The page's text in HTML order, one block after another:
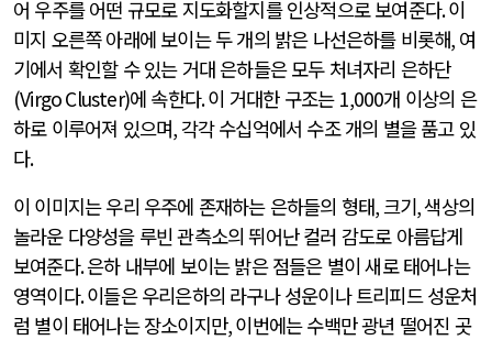
어 우주를 어떤 규모로 지도화할지를 인상적으로 보여준다.이
미지 오른쪽 아래에 보이는 두 개의 밝은 나선은하를 비롯해, 여
기에서 확인할 수 있는 거대 은하들은 모두 처녀자리 은하단
(Virgo Cluster)에 속한다.이 거대한 구조는 1,000개 이상의 은
하로 이루어져 있으며, 각각 수십억에서 수조 개의 별을 품고 있
다.
이 이미지는 우리 우주에 존재하는 은하들의 형태,크기,색상의
놀라운 다양성을 루빈 관측소의 뛰어난 컬러 감도로 아름답게
보여준다.은하 내부에 보이는 밝은 점들은 별이 새로 태어나는
영역이다.이들은 우리은하의 라구나 성운이나 트리피드 성운처
럼 별이 태어나는 장소이지만,이번에는 수백만 광년 떨어진 곳